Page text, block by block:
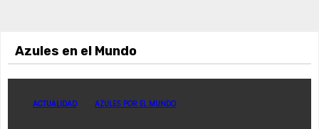
Azules en el Mundo
ACTUALIDAD AZULES POR EL MUNDO